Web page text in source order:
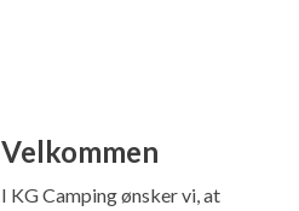
Velkommen
I KG Camping ønsker vi, at